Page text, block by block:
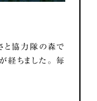
と協力隊の森で
経ちました。 毎